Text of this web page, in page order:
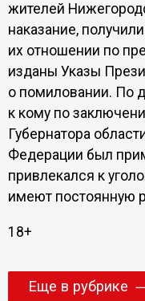
жителей
наказание,
их отношении по
изданы Указы
о помиловании. По
к кому по
Губернатора
Федерации был
привлекался к
имеют постоянную
18+
Еще в рубрике